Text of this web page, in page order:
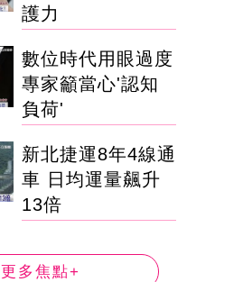
護力
數位時代用眼過度
專家籲當心'認知
負荷'
新北捷運8年4線通
車 日均運量飆升
13倍
更多焦點+